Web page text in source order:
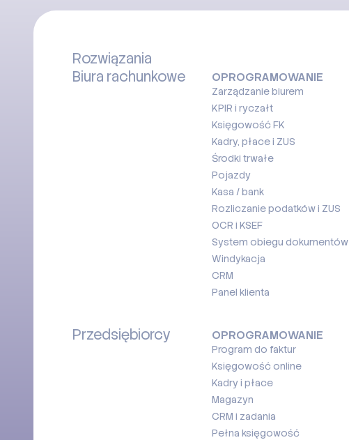
Rozwiązania
Biura rachunkowe
OPROGRAMOWANIE
Zarządzanie biurem
KPIR i ryczałt
Księgowość FK
Kadry, płace i ZUS
Środki trwałe
Pojazdy
Kasa / bank
Rozliczanie podatków i ZUS
OCR i KSEF
System obiegu dokumentów
Windykacja
CRM
Panel klienta
Przedsiębiorcy OPROGRAMOWANIE
Program do faktur
Księgowość online
Kadry i płace
Magazyn
CRM i zadania
Pełna księgowość